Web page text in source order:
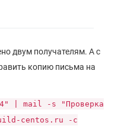
двум получателям. А с
копию письма на
4" | mail -s "Проверка
centos.ru -c